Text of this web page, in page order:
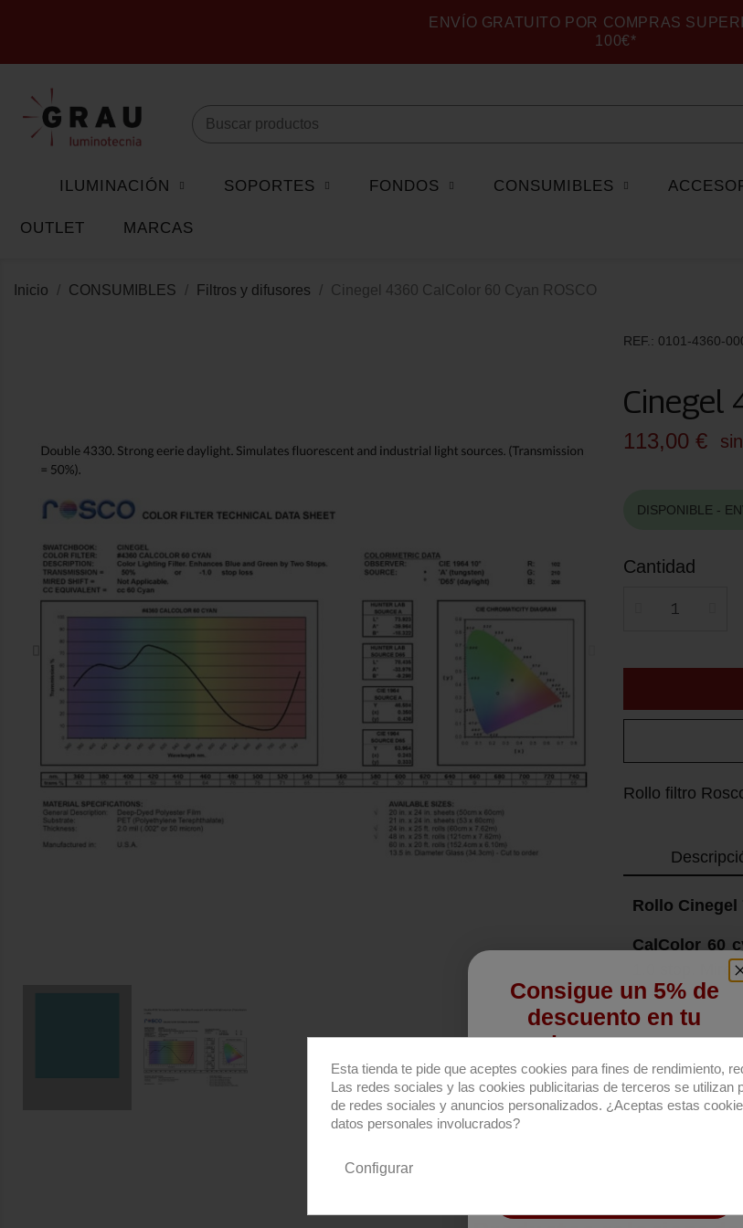
ENVÍO GRATUITO POR COMPRAS
100€*
ILUMINACIÓN SOPORTES FONDOS CONSUMIBLES
OUTLET MARCAS
Inicio CONSUMIBLES Filtros y difusores Cinegel 4360 CalColor 60 Cyan ROSCO
REF. 0101-4360-
Cinegel
113,00 €
DISPONIBLE -
Cantidad
Rollo filtro
Rollo Cinegel
CalColor 60
1.0 stop.
Esta tienda te pide que aceptes cookies para fines de rendimiento,
Las redes sociales y las cookies publicitarias de terceros se utilizan
de redes sociales y anuncios personalizados. ¿Aceptas estas
datos personales involucrados?
Configurar
Consigue un 5% de
descuento en tu
primera compra
Regístrate para recibir el descuento.
Email